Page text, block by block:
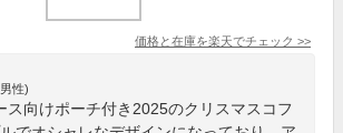
価格と在庫を楽天でチェック >>
性)
ス向けポーチ付き2025のクリスマスコフ